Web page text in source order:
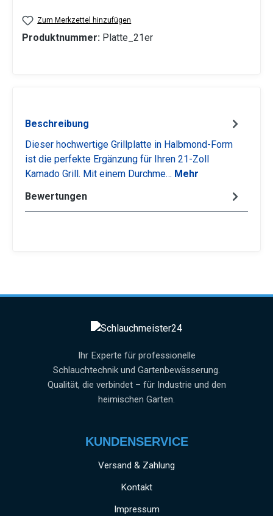
Zum Merkzettel hinzufügen
Produktnummer: Platte_21er
Beschreibung
Dieser hochwertige Grillplatte in Halbmond-Form
ist die perfekte Ergänzung für Ihren 21-Zoll
Kamado Grill. Mit einem Durchme… Mehr
Bewertungen
Ihr Experte für professionelle
Schlauchtechnik und Gartenbewässerung.
Qualität, die verbindet – für Industrie und den
heimischen Garten.
KUNDENSERVICE
Versand & Zahlung
Kontakt
Impressum